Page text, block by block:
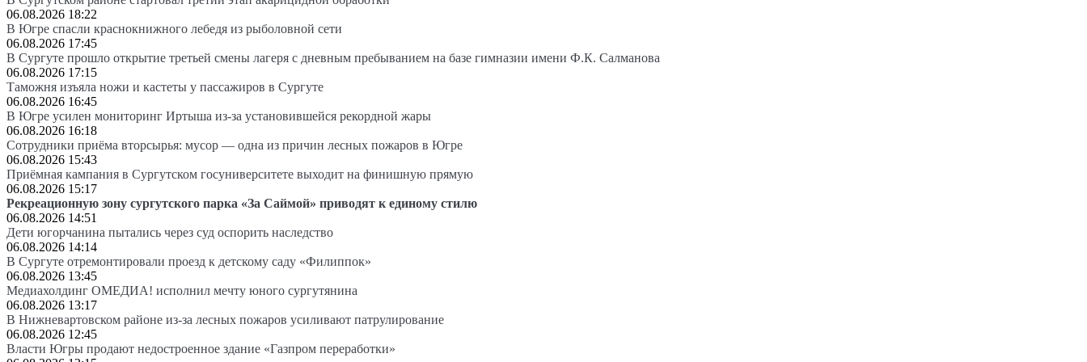
06.08.2026 18:22
В Югре спасли краснокнижного лебедя из рыболовной сети
06.08.2026 17:45
В Сургуте прошло открытие третьей смены лагеря с дневным пребыванием на базе гимназии имени Ф.К. Салманова
06.08.2026 17:15
Таможня изъяла ножи и кастеты у пассажиров в Сургуте
06.08.2026 16:45
В Югре усилен мониторинг Иртыша из-за установившейся рекордной жары
06.08.2026 16:18
Сотрудники приёма вторсырья: мусор — одна из причин лесных пожаров в Югре
06.08.2026 15:43
Приёмная кампания в Сургутском госуниверситете выходит на финишную прямую
06.08.2026 15:17
Рекреационную зону сургутского парка «За Саймой» приводят к единому стилю
06.08.2026 14:51
Дети югорчанина пытались через суд оспорить наследство
06.08.2026 14:14
В Сургуте отремонтировали проезд к детскому саду «Филиппок»
06.08.2026 13:45
Медиахолдинг ОМЕДИА! исполнил мечту юного сургутянина
06.08.2026 13:17
В Нижневартовском районе из-за лесных пожаров усиливают патрулирование
06.08.2026 12:45
Власти Югры продают недостроенное здание «Газпром переработки»